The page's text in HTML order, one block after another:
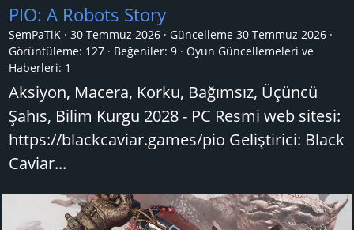
PIO: A Robots Story
SemPaTiK 30 Temmuz 2026 Güncelleme 30 Temmuz 2026
Görüntüleme: 127
Beğeniler: 9
Oyun Güncellemeleri ve
Haberleri: 1
Aksiyon, Macera, Korku, Bağımsız, Üçüncü
Şahıs, Bilim Kurgu 2028 - PC Resmi web sitesi:
https://blackcaviar.games/pio Geliştirici: Black
Caviar...